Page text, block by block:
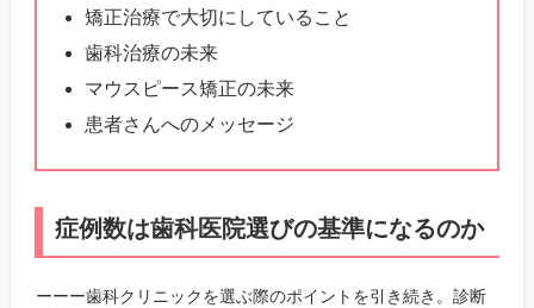
矯正治療で大切にしていること
歯科治療の未来
マウスピース矯正の未来
患者さんへのメッセージ
症例数は歯科医院選びの基準になるのか
ーーー歯科クリニックを選ぶ際のポイントを引き続き。診断